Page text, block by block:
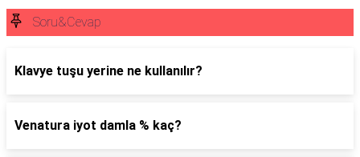
Soru&Cevap
Klavye tuşu yerine ne kullanılır?
Venatura iyot damla % kaç?